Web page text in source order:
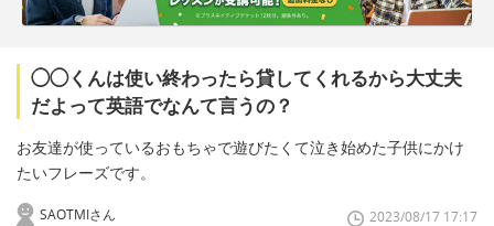
◯◯くんは使い終わったら貸してくれるから大丈夫
だよって英語でなんて言うの？
お友達が使っているおもちゃで遊びたくて泣き始めた子供にかけ
たいフレーズです。
SAOTMIさん 2023/08/17 17:17